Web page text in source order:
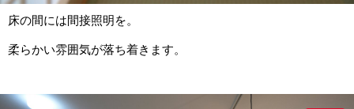
床の間には間接照明を。
柔らかい雰囲気が落ち着きます。